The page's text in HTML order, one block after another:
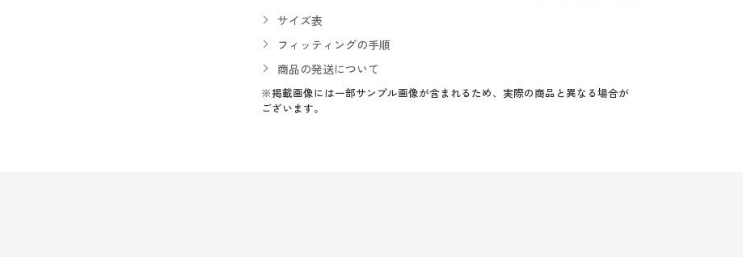
サイズ表
フィッティングの手順
商品の発送について
※掲載画像には一部サンプル画像が含まれるため、実際の商品と異なる場合が
ございます。